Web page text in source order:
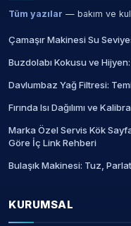
Tüm yazılar — bakım ve
Çamaşır Makinesi Su
Buzdolabı Kokusu ve Hijyen:
Davlumbaz Yağ Filtresi:
Fırında Isı Dağılımı ve
Marka Özel Servis Kök
Göre İç Link Rehberi
Bulaşık Makinesi: Tuz,
KURUMSAL